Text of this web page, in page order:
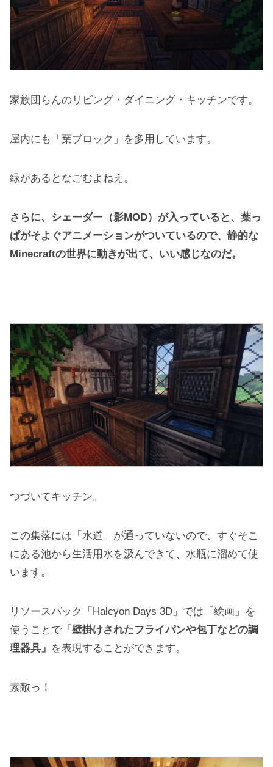
家族団らんのリビング・ダイニング・キッチンです。
屋内にも「葉ブロック」を多用しています。
緑があるとなごむよねえ。
さらに、シェーダー（影MOD）が入っていると、葉っ
ぱがそよぐアニメーションがついているので、静的な
Minecraftの世界に動きが出て、いい感じなのだ。
つづいてキッチン。
この集落には「水道」が通っていないので、すぐそこ
にある池から生活用水を汲んできて、水瓶に溜めて使
います。
リソースパック「Halcyon Days 3D」では「絵画」を
使うことで 「壁掛けされたフライパンや包丁などの調
理器具」 を表現することができます。
素敵っ！